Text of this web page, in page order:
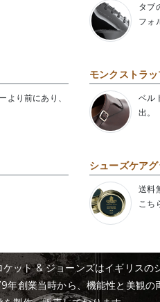
タブ
フォ
より前にあり、
モンクストラ
ベル
出。
シューズケア
送料
こち
ケット & ジョーンズはイギリスの
年創業当時から、機能性と美観の